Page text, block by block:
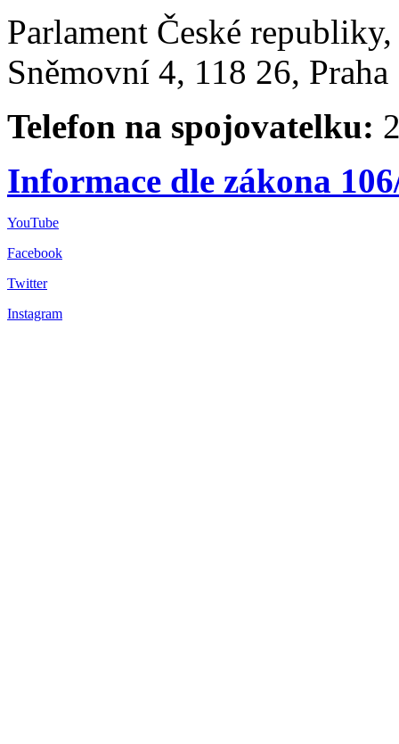
Parlament České
Sněmovní 4, 118 26,
Telefon na spojovatelku:
Informace dle zákona
YouTube
Facebook
Twitter
Instagram